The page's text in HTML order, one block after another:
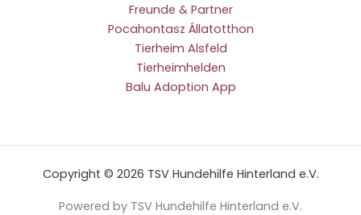
Freunde & Partner
Pocahontasz Állatotthon
Tierheim Alsfeld
Tierheimhelden
Balu Adoption App
Copyright © 2026 TSV Hundehilfe Hinterland e.V.
Powered by TSV Hundehilfe Hinterland e.V.